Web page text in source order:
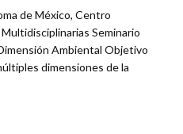
de México, Centro
Seminario
Ambiental Objetivo
dimensiones de la